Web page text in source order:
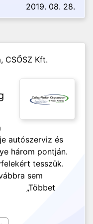
2019. 08. 28.
CSŐSZ Kft.
autószerviz és
három pontján.
tesszük.
sem